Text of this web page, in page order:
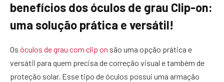
benefícios dos óculos de grau Clip-on:
uma solução prática e versátil!
Os óculos de grau com clip on são uma opção prática e
versátil para quem precisa de correção visual e também de
proteção solar. Esse tipo de óculos possui uma armação